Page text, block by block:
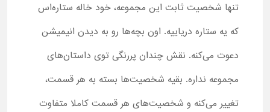
تنها شخصیت ثابت این مجموعه، خود خاله ستاره‌اس
که یه ستاره دریاییه. اون بچه‌ها رو به دیدن انیمیشن
دعوت می‌کنه. نقش چندان پررنگی توی داستان‌های
مجموعه نداره. بقیه شخصیت‌ها بسته به هر قسمت،
تغییر می‌کنه و شخصیت‌های هر قسمت کاملا متفاوت